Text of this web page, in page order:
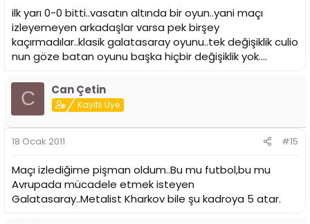
ilk yarı 0-0 bitti..vasatın altında bir oyun..yani maçı
izleyemeyen arkadaşlar varsa pek birşey
kaçırmadılar..klasik galatasaray oyunu..tek değişiklik culio
nun göze batan oyunu başka hiçbir değişiklik yok....
C Can Çetin
Kayıtlı Üye
18 Ocak 2011 #15
Maçı izlediğime pişman oldum..Bu mu futbol,bu mu
Avrupada mücadele etmek isteyen
Galatasaray..Metalist Kharkov bile şu kadroya 5 atar.